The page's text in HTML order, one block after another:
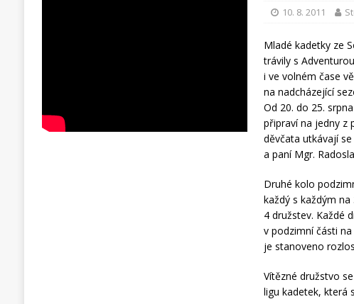
10. 8. 2011
Mladé kadetky ze
trávily s
i ve volném čase
na nadcházející
Od 20. do 25.
připraví na jedny z
děvčata utkávají
a paní Mgr.
Druhé kolo
každý s každým
4 družstev. Každé
v podzimní části
je stanoveno
Vítězné družstvo
ligu kadetek, která